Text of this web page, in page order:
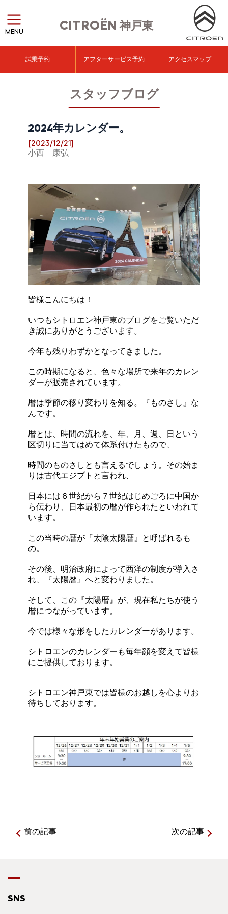
CITROËN神戸東
MENU
試乗予約 アフターサービス予約 アクセスマップ
スタッフブログ
2024年カレンダー。
[2023/12/21]
小西 康弘
皆様こんにちは！
いつもシトロエン神戸東のブログをご覧いただ
き誠にありがとうございます。
今年も残りわずかとなってきました。
この時期になると、色々な場所で来年のカレン
ダーが販売されています。
暦は季節の移り変わりを知る。『ものさし』な
んです。
暦とは、時間の流れを、年、月、週、日という
区切りに当てはめて体系付けたもので、
時間のものさしとも言えるでしょう。その始ま
りは古代エジプトと言われ、
日本には６世紀から７世紀はじめごろに中国か
ら伝わり、日本最初の暦が作られたといわれて
います。
この当時の暦が『太陰太陽暦』と呼ばれるも
の。
その後、明治政府によって西洋の制度が導入さ
れ、『太陽暦』へと変わりました。
そして、この『太陽暦』が、現在私たちが使う
暦につながっています。
今では様々な形をしたカレンダーがあります。
シトロエンのカレンダーも毎年顔を変えて皆様
にご提供しております。
シトロエン神戸東では皆様のお越しを心よりお
待ちしております。
前の記事 次の記事
SNS